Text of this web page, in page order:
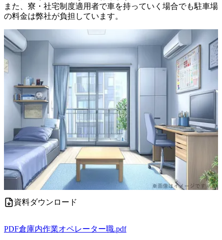
また、寮・社宅制度適用者で車を持っていく場合でも駐車場
の料金は弊社が負担しています。
資料ダウンロード
PDF倉庫内作業オペレーター職.pdf